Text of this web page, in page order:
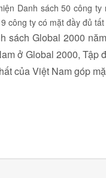
Danh sách 50 công
công ty có mặt đầy đủ
sách Global 2000
ở Global 2000,
của Việt Nam góp